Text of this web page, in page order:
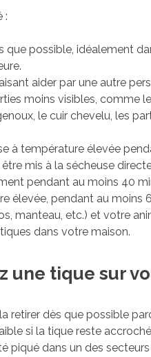
:
que possible, idéalement
aider par une autre
moins visibles, comme
le cuir chevelu, les
à température élevée
mis à la sécheuse
pendant au moins 40
élevée, pendant au moins
manteau, etc.) et votre
dans votre maison.
une tique sur
retirer dès que possible
si la tique reste
piqué dans un des